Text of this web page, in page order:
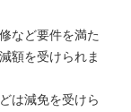
など要件を満た
額を受けられま
は減免を受けら